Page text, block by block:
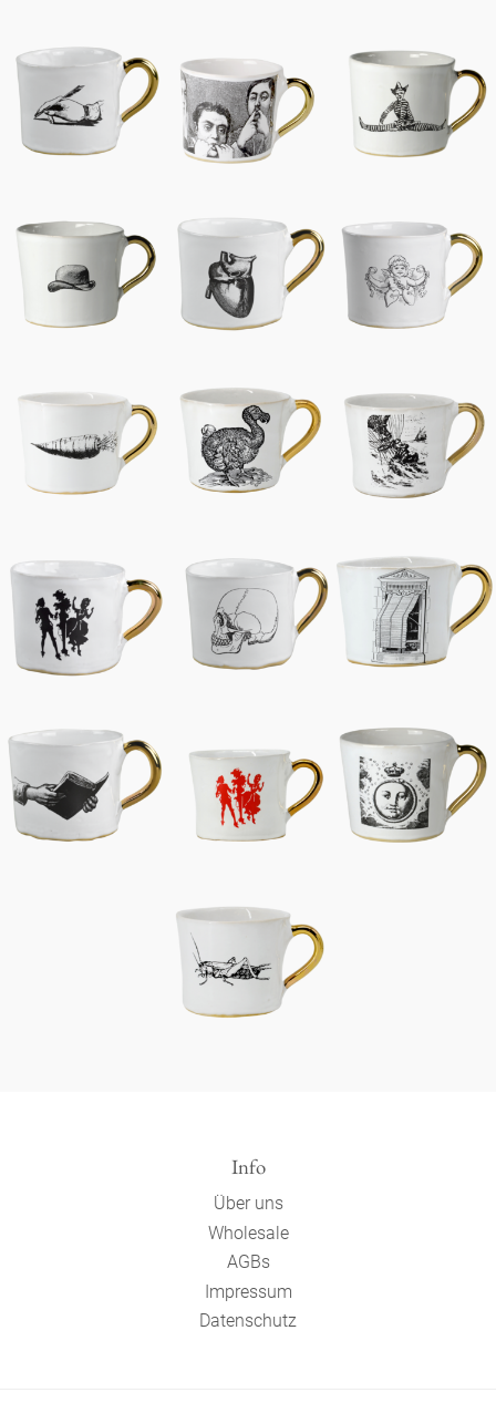
Info
Über uns
Wholesale
AGBs
Impressum
Datenschutz